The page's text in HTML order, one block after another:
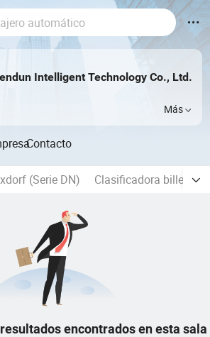
Intelligent Technology Co., Ltd.
Más
Contacto
(Serie DN) Clasificadora billetes/
encontrados en esta sala